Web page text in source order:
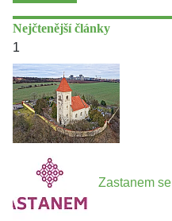
Nejčtenější články
1
Zastanem se